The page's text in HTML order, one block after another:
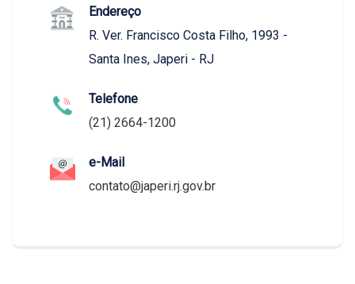
Endereço
R. Ver. Francisco Costa Filho, 1993 -
Santa Ines, Japeri - RJ
Telefone
(21) 2664-1200
e-Mail
contato@japeri.rj.gov.br